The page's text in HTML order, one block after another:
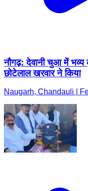
नौगढ़: देवानी चुआ में भव्य
छोटेलाल खरवार ने किया
Naugarh, Chandauli |